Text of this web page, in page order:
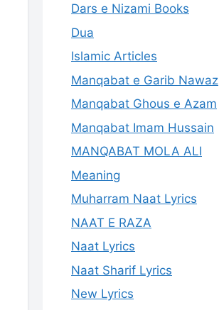
Dars e Nizami Books
Dua
Islamic Articles
Manqabat e Garib Nawaz
Manqabat Ghous e Azam
Manqabat Imam Hussain
MANQABAT MOLA ALI
Meaning
Muharram Naat Lyrics
NAAT E RAZA
Naat Lyrics
Naat Sharif Lyrics
New Lyrics